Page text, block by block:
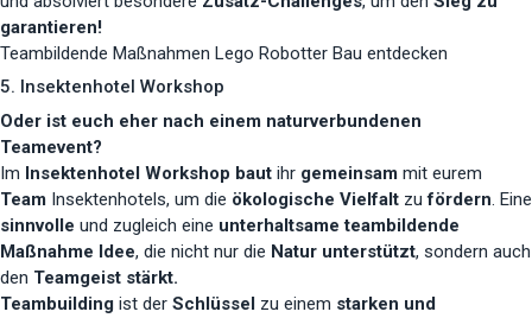
garantieren!
Teambildende Maßnahmen Lego Robotter Bau entdecken
5. Insektenhotel Workshop
Oder ist euch eher nach einem naturverbundenen
Teamevent?
Im Insektenhotel Workshop baut ihr gemeinsam mit eurem
Team Insektenhotels, um die ökologische Vielfalt zufördern. Eine
sinnvolle und zugleich eine unterhaltsame teambildende
Maßnahme Idee, die nicht nur die Natur unterstützt, sondern auch
den Teamgeist stärkt.
Teambuilding ist der Schlüssel zu einem starken und